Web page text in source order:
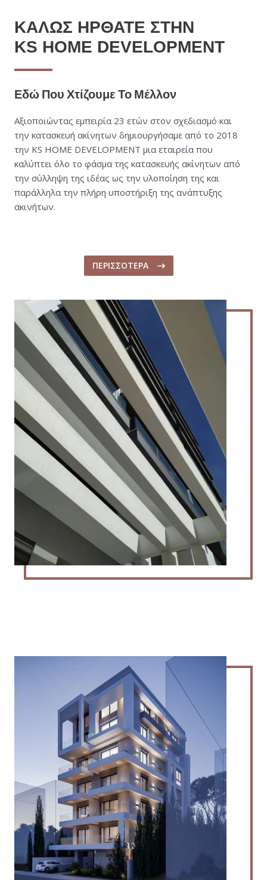
ΚΑΛΩΣ ΗΡΘΑΤΕ ΣΤΗΝ
KS HOME DEVELOPMENT
Εδώ Που Χτίζουμε Το Μέλλον
Αξιοποιώντας εμπειρία 23 ετών στον σχεδιασμό και
την κατασκευή ακίνητων δημιουργήσαμε από το 2018
την KS HOME DEVELOPMENT μια εταιρεία που
καλύπτει όλο το φάσμα της κατασκευής ακίνητων από
την σύλληψη της ιδέας ως την υλοποίηση της και
παράλληλα την πλήρη υποστήριξη της ανάπτυξης
ακινήτων.
ΠΕΡΙΣΣΟΤΕΡΑ